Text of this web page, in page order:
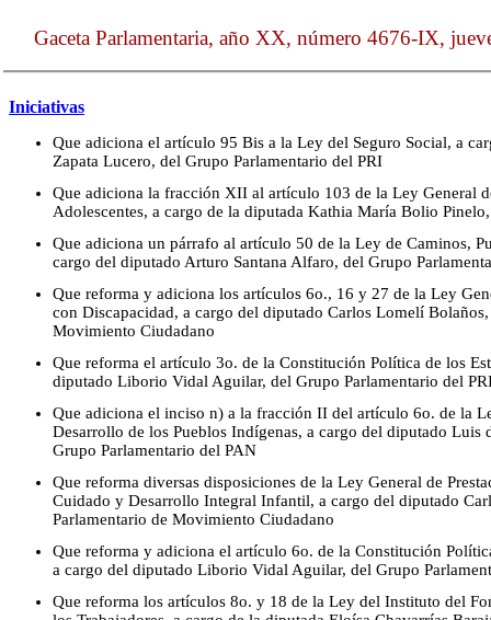
Gaceta Parlamentaria, año XX, número 4676-IX,
Iniciativas
Que adiciona el artículo 95 Bis a la Ley del Seguro Social, a
Zapata Lucero, del Grupo Parlamentario del PRI
Que adiciona la fracción XII al artículo 103 de la Ley General
Adolescentes, a cargo de la diputada Kathia María Bolio
Que adiciona un párrafo al artículo 50 de la Ley de Caminos,
cargo del diputado Arturo Santana Alfaro, del Grupo
Que reforma y adiciona los artículos 6o., 16 y 27 de la Ley
con Discapacidad, a cargo del diputado Carlos Lomelí
Movimiento Ciudadano
Que reforma el artículo 3o. de la Constitución Política de los
diputado Liborio Vidal Aguilar, del Grupo Parlamentario del
Que adiciona el inciso n) a la fracción II del artículo 6o. de la
Desarrollo de los Pueblos Indígenas, a cargo del diputado Luis
Grupo Parlamentario del PAN
Que reforma diversas disposiciones de la Ley General de
Cuidado y Desarrollo Integral Infantil, a cargo del diputado
Parlamentario de Movimiento Ciudadano
Que reforma y adiciona el artículo 6o. de la Constitución
a cargo del diputado Liborio Vidal Aguilar, del Grupo
Que reforma los artículos 8o. y 18 de la Ley del Instituto del